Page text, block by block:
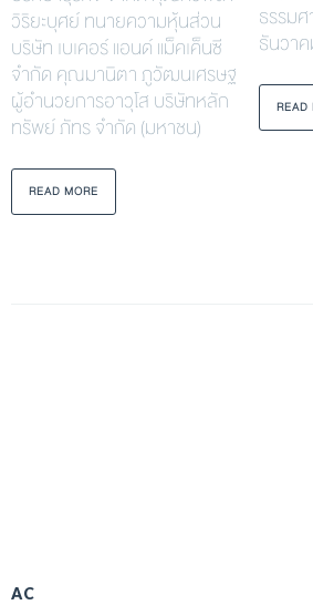
วิริยะบุศย์ ทนายความหุ้นส่วน
บริษัท เบเคอร์ แอนด์ แม็คเค็นซี
จำกัด คุณมานิตา ภูวัฒนเศรษฐ
ผู้อำนวยการอาวุโส บริษัทหลัก
ทรัพย์ ภัทร จำกัด (มหาชน)
READ MORE
ธรรม
ธันวา
READ
AC